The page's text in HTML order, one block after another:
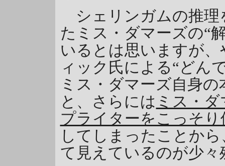
シェリンガムの推理
たミス・ダマーズの“
いるとは思いますが
ィック氏による“どん
ミス・ダマーズ自身
と、さらには ミス・
プライターをこっそ
してしまったことか
て見えているのが少々